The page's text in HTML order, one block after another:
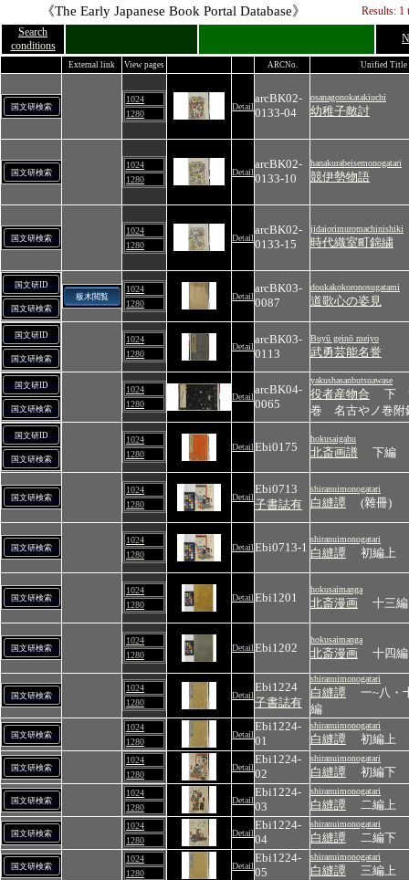
《The Early Japanese Book Portal Database》
Results: 1
Search
conditions
External link View pages ARCNo. Unified Title
国文研検索
1024
1280
Detail
arcBK02-
0133-04
osanagonokatakiuchi
幼稚子敵討
国文研検索
1024
1280
Detail
arcBK02-
0133-10
hanakurabeisemonogatari
競伊勢物語
国文研検索
1024
1280
Detail
arcBK02-
0133-15
jidaiorimuromachinishiki
時代織室町錦繍
国文研ID
国文研検索
板木閲覧
1024
1280
Detail
arcBK03-
0087
doukakokoronosugatami
道歌心の姿見
国文研ID
国文研検索
1024
1280
Detail
arcBK03-
0113
Buyū geinō meiyo
武勇芸能名誉
国文研ID
国文研検索
1024
1280
Detail
arcBK04-
0065
yakushasanbutsuawase
役者産物合
下
巻 名古やノ巻附
国文研ID
国文研検索
1024
1280
DetailEbi0175
hokusaigahu
北斎画譜 下編
国文研検索
1024
1280
Detail
Ebi0713
子書誌有
shiranuimonogatari
白縫譚 (雜冊)
国文研検索
1024
1280
DetailEbi0713-1
shiranuimonogatari
白縫譚 初編上
国文研検索
1024
1280
DetailEbi1201
hokusaimanga
北斎漫画 十三編
国文研検索
1024
1280
DetailEbi1202
hokusaimanga
北斎漫画 十四編
国文研検索
1024
1280
Detail
Ebi1224
子書誌有
shiranuimonogatari
白縫譚
一~八・
編
国文研検索
1024
1280
Detail
Ebi1224-
01
shiranuimonogatari
白縫譚 初編上
国文研検索
1024
1280
Detail
Ebi1224-
02
shiranuimonogatari
白縫譚 初編下
国文研検索
1024
1280
Detail
Ebi1224-
03
shiranuimonogatari
白縫譚 二編上
国文研検索
1024
1280
Detail
Ebi1224-
04
shiranuimonogatari
白縫譚 二編下
国文研検索
1024
1280
Detail
Ebi1224-
05
shiranuimonogatari
白縫譚 三編上